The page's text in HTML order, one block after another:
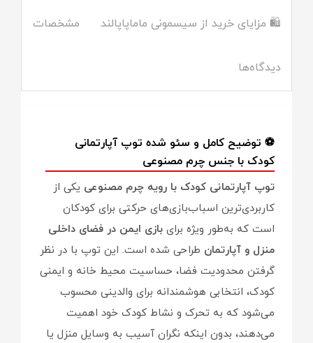
🛍️ مزایای خرید از سیسمونی ماماپاپالند مشخصات
دیدگاه‌ها
⚽ توضیح کامل و سئو شده توپ آپارتمانی
کودک با جنس چرم مصنوعی
توپ آپارتمانی کودک با رویه چرم مصنوعی یکی از
کاربردی‌ترین اسباب‌بازی‌های حرکتی برای کودکان
است که به‌طور ویژه برای بازی ایمن در فضای داخلی
منزل و آپارتمان طراحی شده است. این توپ با در نظر
گرفتن محدودیت فضا، حساسیت محیط خانه و ایمنی
کودک، انتخابی هوشمندانه برای والدینی محسوب
می‌شود که به تحرک و نشاط کودک خود اهمیت
می‌دهند، بدون اینکه نگران آسیب به وسایل منزل یا